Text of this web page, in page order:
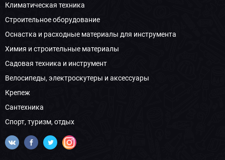
Климатическая техника
Строительное оборудование
Оснастка и расходные материалы для инструмента
Химия и строительные материалы
Садовая техника и инструмент
Велосипеды, электроскутеры и аксессуары
Крепеж
Сантехника
Спорт, туризм, отдых